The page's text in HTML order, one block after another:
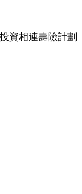
資相連壽險計劃